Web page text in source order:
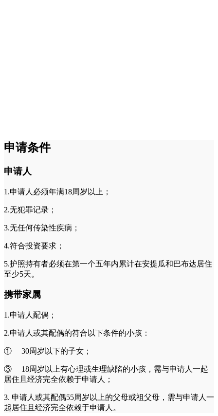
申请条件
申请人
1.申请人必须年满18周岁以上；
2.无犯罪记录；
3.无任何传染性疾病；
4.符合投资要求；
5.护照持有者必须在第一个五年内累计在安提瓜和巴布达居住
至少5天。
携带家属
1.申请人配偶；
2.申请人或其配偶的符合以下条件的小孩：
① 30周岁以下的子女；
③ 18周岁以上有心理或生理缺陷的小孩，需与申请人一起
居住且经济完全依赖于申请人；
3. 申请人或其配偶55周岁以上的父母或祖父母，需与申请人一
起居住且经济完全依赖于申请人。